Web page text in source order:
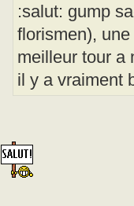
:salut: gump
florismen),
meilleur tour a
il y a vraiment